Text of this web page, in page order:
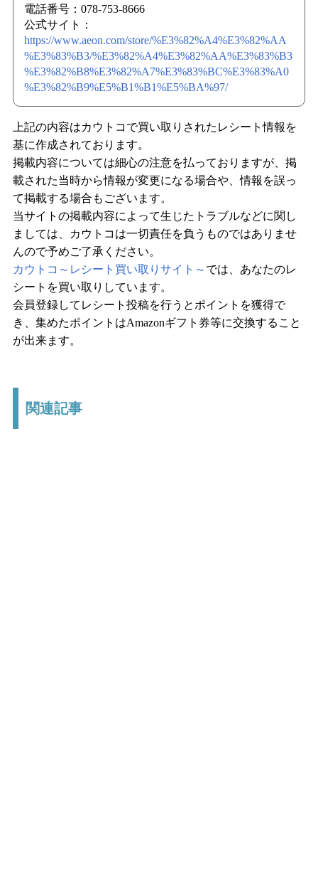
電話番号：078-753-8666
公式サイト：
https://www.aeon.com/store/%E3%82%A4%E3%82%AA
%E3%83%B3/%E3%82%A4%E3%82%AA%E3%83%B3
%E3%82%B8%E3%82%A7%E3%83%BC%E3%83%A0
%E3%82%B9%E5%B1%B1%E5%BA%97/
上記の内容はカウトコで買い取りされたレシート情報を
基に作成されております。
掲載内容については細心の注意を払っておりますが、掲
載された当時から情報が変更になる場合や、情報を誤っ
て掲載する場合もございます。
当サイトの掲載内容によって生じたトラブルなどに関し
ましては、カウトコは一切責任を負うものではありませ
んので予めご了承ください。
カウトコ～レシート買い取りサイト～ では、あなたのレ
シートを買い取りしています。
会員登録してレシート投稿を行うとポイントを獲得で
き、集めたポイントはAmazonギフト券等に交換すること
が出来ます。
関連記事